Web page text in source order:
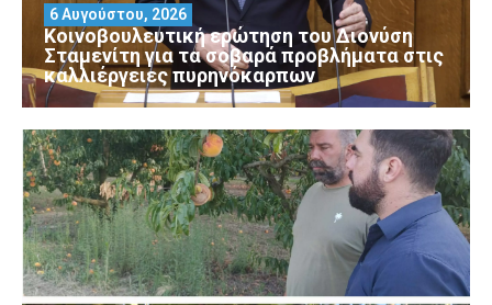
Κοινοβουλευτική ερώτηση του Διονύση
Σταμενίτη για τα σοβαρά προβλήματα στις
καλλιέργειες πυρηνόκαρπων
6 Αυγούστου, 2026